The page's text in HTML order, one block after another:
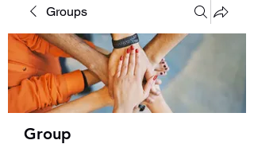
Groups
Group